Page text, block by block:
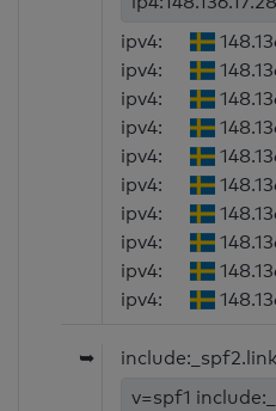
ipv4:
ipv4:
ipv4:
ipv4:
ipv4:
ipv4:
ipv4:
ipv4:
ipv4:
ipv4:
➥
v=spf1